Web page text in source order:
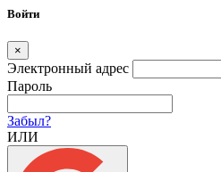
Войти
×
Электронный адрес
Пароль
Забыл?
ИЛИ